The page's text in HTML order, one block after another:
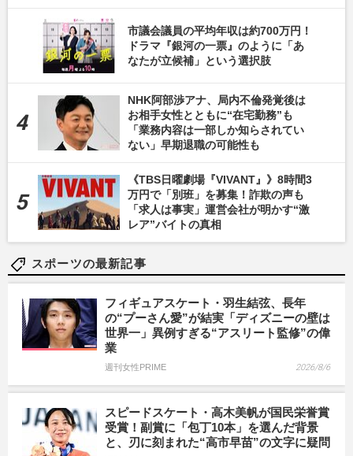
市議会議員の平均年収は約700万円！
ドラマ『銀河の一票』のように「あ
なたが立候補」という選択肢
NHK阿部渉アナ、局内不倫発覚後は
お相手女性とともに“在宅勤務”も
「業務内容は一部しか知らされてい
ない」早期退職の可能性も
《TBS日曜劇場『VIVANT』》8時間3
万円で「別班」を募集！詐欺の声も
「求人は事実」運営会社が明かす“激
レア”バイトの真相
スポーツの最新記事
フィギュアスケート・羽生結弦、長年
の“プーさん愛”が結実「ディズニーの壁は
世界一」異例すぎる“アスリート監修”の偉
業
週刊女性PRIME 2026/8/6
スピードスケート・高木美帆が国民栄誉賞
受賞！副賞に「包丁10本」を選んだ背景
と、刃に刻まれた“高市早苗”の文字に疑問